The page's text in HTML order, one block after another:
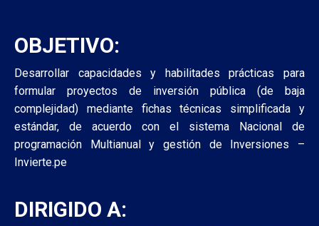
OBJETIVO:
Desarrollar capacidades y habilitades prácticas para
formular proyectos de inversión pública (de baja
complejidad) mediante fichas técnicas simplificada y
estándar, de acuerdo con el sistema Nacional de
programación Multianual y gestión de Inversiones –
Invierte.pe
DIRIGIDO A: